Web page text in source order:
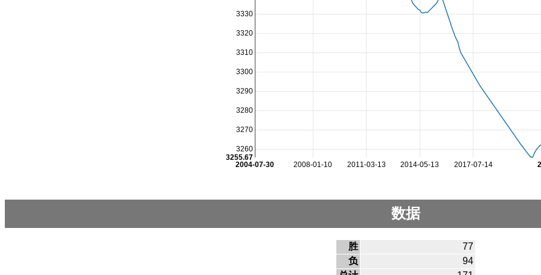
2008-01-10 2011-03-13 2014-05-13 2017-07-14
2004-07-30
3260
3270
3280
3290
3300
3310
3320
3330
3255.67
数据
胜
77
负
94